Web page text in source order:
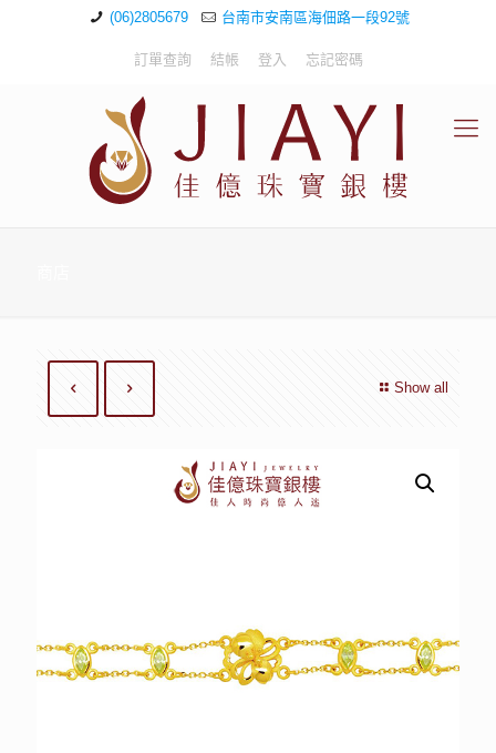
(06)2805679 台南市安南區海佃路一段92號
訂單查詢 結帳 登入 忘記密碼
Show all